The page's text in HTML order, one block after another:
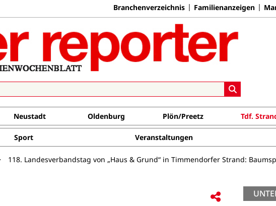
Branchenverzeichnis Familienanzeigen
Neustadt Oldenburg Plön/Preetz Tdf.
Sport Veranstaltungen
118. Landesverbandstag von „Haus & Grund“ in Timmendorfer Strand: